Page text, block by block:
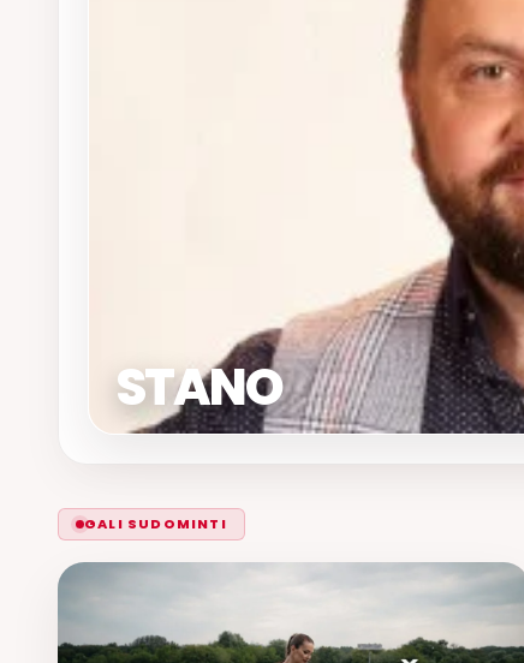
STANO
GALI SUDOMINTI